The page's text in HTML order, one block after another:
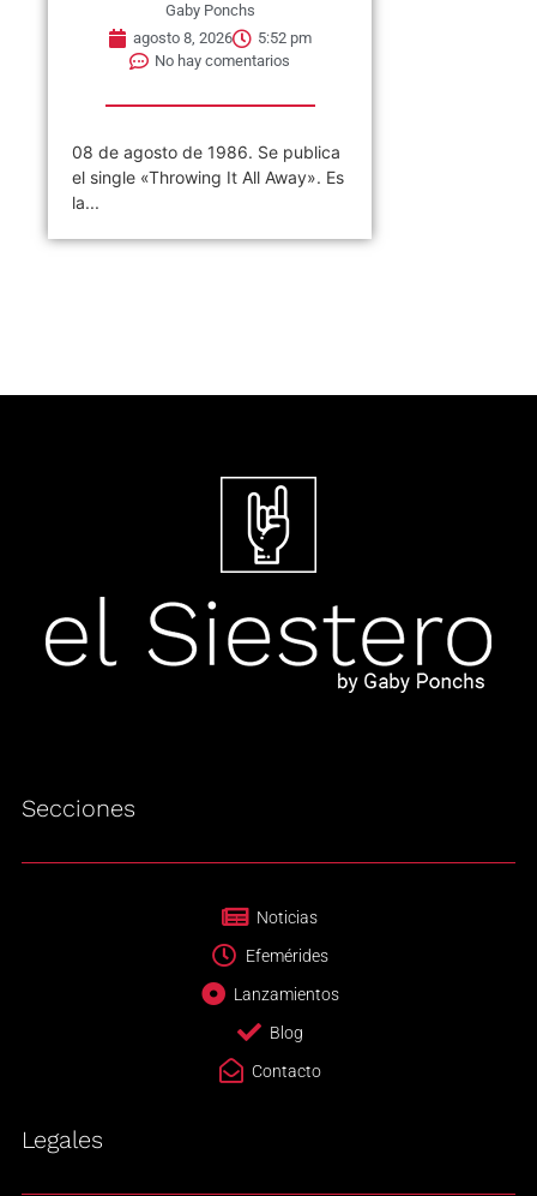
Gaby Ponchs
agosto 8, 2026
5:52 pm
No hay comentarios
08 de agosto de 1986. Se publica
el single «Throwing It All Away». Es
la...
Secciones
Noticias
Efemérides
Lanzamientos
Blog
Contacto
Legales